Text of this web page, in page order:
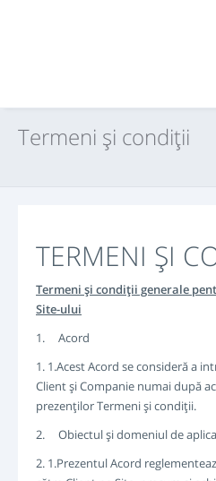
NAVIGARE STANDARD
TERMENI ŞI CONDIŢII
Formare
Programări reparaţii/
Scule speciale
Instrumente de
Reprogramare ECU
Material pentru
CONECTARE
ÎNREGISTRARE
Termeni şi condiţii
TERMENI ŞI
Termeni şi condiţii generale
Site-ului
1. Acord
1. 1.Acest Acord se consideră a
Client şi Companie numai după
prezenţilor Termeni şi condiţii.
2. Obiectul şi domeniul de
2. 1.Prezentul Acord